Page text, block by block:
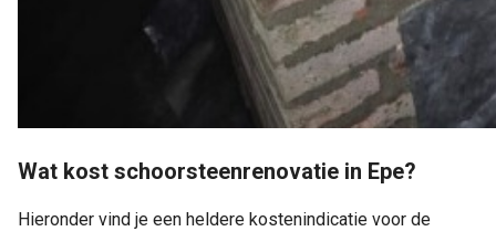
Wat kost schoorsteenrenovatie in Epe?
Hieronder vind je een heldere kostenindicatie voor de